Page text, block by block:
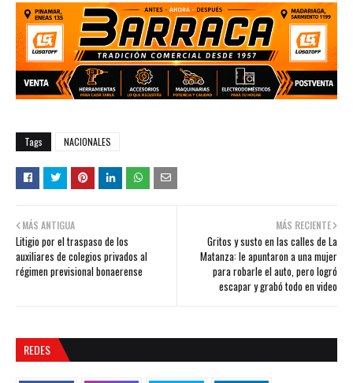
Tags NACIONALES
MÁS RECIENTE
Gritos y susto en las calles de La
Matanza: le apuntaron a una mujer
para robarle el auto, pero logró
escapar y grabó todo en video
MÁS ANTIGUA
Litigio por el traspaso de los
auxiliares de colegios privados al
régimen previsional bonaerense
REDES